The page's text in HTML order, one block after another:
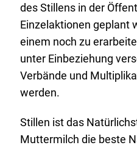
des Stillens in der
Einzelaktionen geplant
einem noch zu
unter Einbeziehung
Verbände und
werden.
Stillen ist das
Muttermilch die beste